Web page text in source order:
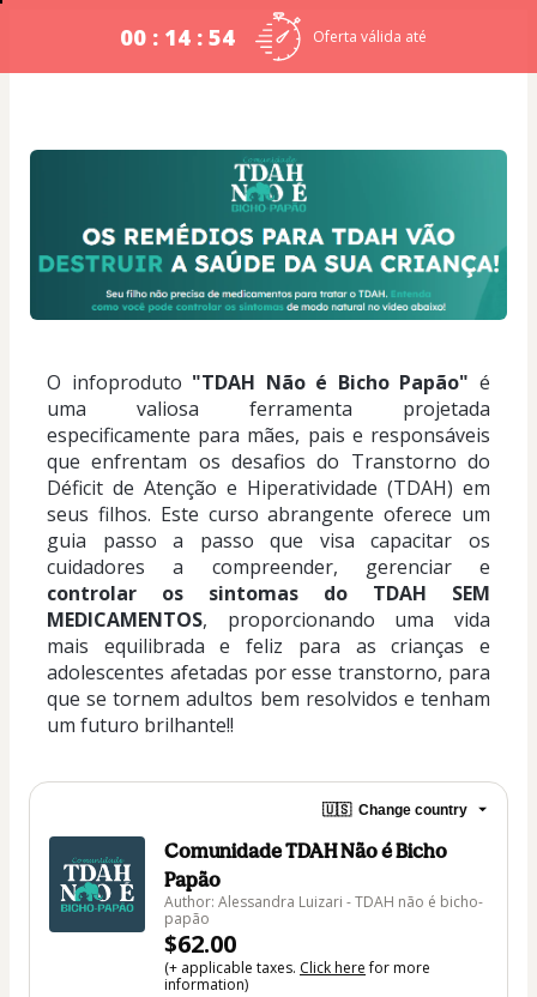
00 : 14 : 54 Oferta válida até
O infoproduto "TDAH Não é Bicho Papão" é
uma valiosa ferramenta projetada
especificamente para mães, pais e responsáveis
que enfrentam os desafios do Transtorno do
Déficit de Atenção e Hiperatividade (TDAH) em
seus filhos. Este curso abrangente oferece um
guia passo a passo que visa capacitar os
controlar os sintomas do TDAH SEM
MEDICAMENTOS, proporcionando uma vida
mais equilibrada e feliz para as crianças e
adolescentes afetadas por esse transtorno, para
que se tornem adultos bem resolvidos e tenham
um futuro brilhante!!
🇺🇸 Change country
Comunidade TDAH Não é Bicho
Papão
Author: Alessandra Luizari - TDAH não é bicho-
papão
$62.00
(+ applicable taxes. Click herefor more
information)